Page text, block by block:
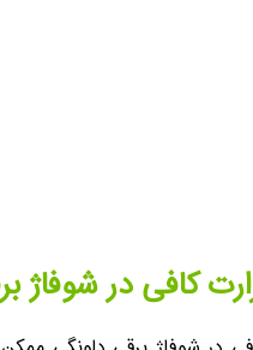
کافی در شوفاژ